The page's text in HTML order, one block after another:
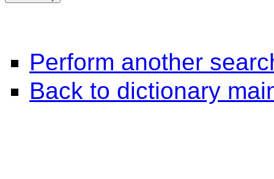
Perform another
Back to dictionary